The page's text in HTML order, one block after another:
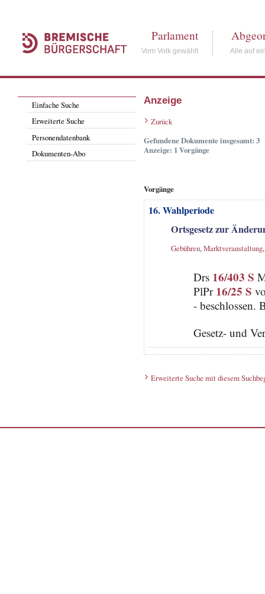
Parlament
Vom Volk gewählt Alle auf
Einfache Suche
Erweiterte Suche
Personendatenbank
Dokumenten-Abo
Anzeige
Zurück
Gefundene Dokumente insgesamt: 3
Anzeige: 1 Vorgänge
Vorgänge
16. Wahlperiode
Ortsgesetz zur
Gebühren,Marktveranstaltung
Drs 16/403 S
PlPr 16/25 S
- beschlossen.
Gesetz- und
Erweiterte Suche mit diesem